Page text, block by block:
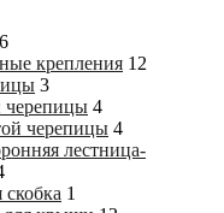
6
крепления 12
3
черепицы 4
черепицы 4
лестница-
1